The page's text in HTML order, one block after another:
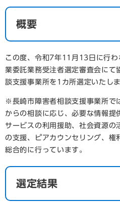
概要
この度、令和7年11月13日に行
業委託業務受注者選定審査会にて
談支援事業所を1カ所選定いたしま
※長崎市障害者相談支援事業所で
からの相談に応じ、必要な情報提
サービスの利用援助、社会資源の
の支援、ピアカウンセリング、権
総合的に行っています。
選定結果